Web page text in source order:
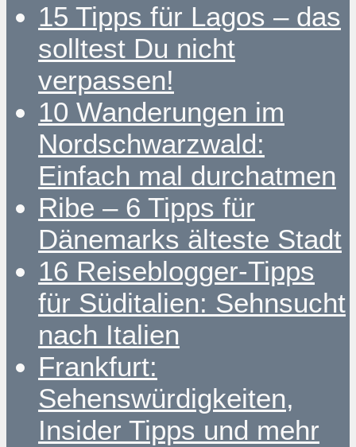
15 Tipps für Lagos – das
solltest Du nicht
verpassen!
10 Wanderungen im
Nordschwarzwald:
Einfach mal durchatmen
Ribe – 6 Tipps für
Dänemarks älteste Stadt
16 Reiseblogger-Tipps
für Süditalien: Sehnsucht
nach Italien
Frankfurt:
Sehenswürdigkeiten,
Insider Tipps und mehr